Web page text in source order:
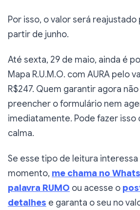
Por isso, o valor será reajustado
partir de junho.
Até sexta, 29 de maio, ainda é
Mapa R.U.M.O. com AURA pelo
R$247. Quem garantir agora
preencher o formulário nem
imediatamente. Pode fazer isso
calma.
Se esse tipo de leitura interessa
momento, me chama no
palavra RUMO ou acesse o
detalhes e garanta o seu no